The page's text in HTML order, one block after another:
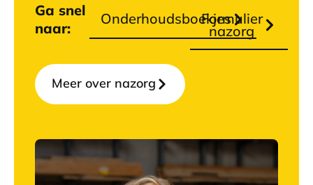
Ga snel
naar:
OnderhoudsboekjesFormulier
nazorg
Meer over nazorg